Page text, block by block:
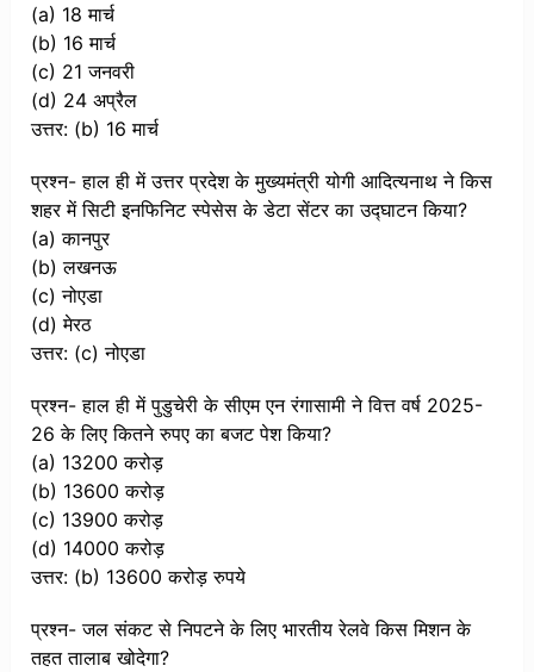
(a) 18 मार्च
(b) 16 मार्च
(c) 21 जनवरी
(d) 24 अप्रैल
उत्तर: (b) 16 मार्च
प्रश्न- हाल ही में उत्तर प्रदेश के मुख्यमंत्री योगी आदित्यनाथ ने किस
शहर में सिटी इनफिनिट स्पेसेस के डेटा सेंटर का उद्घाटन किया?
(a) कानपुर
(b) लखनऊ
(c) नोएडा
(d) मेरठ
उत्तर: (c) नोएडा
प्रश्न- हाल ही में पुडुचेरी के सीएम एन रंगासामी ने वित्त वर्ष 2025-
26 के लिए कितने रुपए का बजट पेश किया?
(a) 13200 करोड़
(b) 13600 करोड़
(c) 13900 करोड़
(d) 14000 करोड़
उत्तर: (b) 13600 करोड़ रुपये
प्रश्न- जल संकट से निपटने के लिए भारतीय रेलवे किस मिशन के
तहत तालाब खोदेगा?